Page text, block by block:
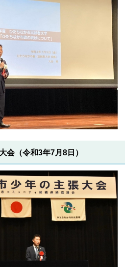
会（令和3年7月8日）